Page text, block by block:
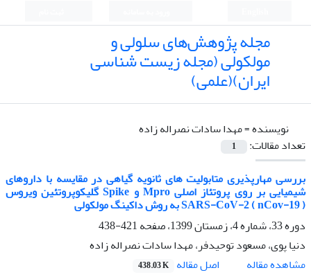
مجله پژوهش‌های سلولی و
مولکولی (مجله زیست شناسی
ایران)(علمی)
نویسنده =مهدا سادات نصراله زاده
تعداد مقالات:
1
بررسی مهارپذیری متابولیت های ثانویه گیاهی در مقایسه با داروهای
شیمیایی بر روی پروتئاز اصلی Mpro و Spike گلیکوپروتئین ویروس
SARS-CoV-2 ( nCov-19 ) به روش داکینگ مولکولی
دوره 33، شماره 4، زمستان 1399، صفحه
421-438
دنیا پوی، مسعود توحیدفر، مهدا سادات نصراله زاده
مشاهده مقاله
اصل مقاله 438.03 K